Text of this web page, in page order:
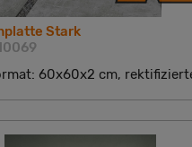
Stark
60x60x2 cm,